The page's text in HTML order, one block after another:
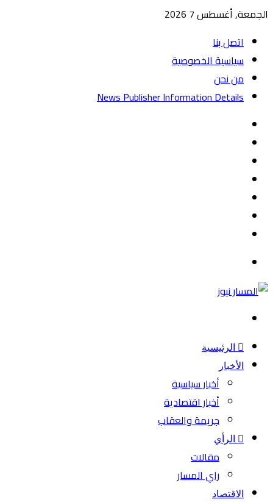
الجمعة, أغسطس 7 2026
اتصل بنا
سياسية الخصوصية
من نحن
News Publisher Information Details
الرئيسية
الأخبار
أخبار سياسية
أخبار اقتصادية
جريمة والعقاب
الرأي
مقالات
راي المسار
الاقتصاد